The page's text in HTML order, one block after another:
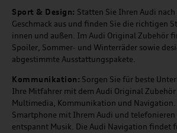
Sport & Design: Statten Sie Ihren Audi
Geschmack aus und finden Sie die richtigen
innen und außen. Im Audi Original Zubehör
Spoiler, Sommer- und Winterräder sowie
abgestimmte Ausstattungspakete.
Kommunikation: Sorgen Sie für beste
Ihre Mitfahrer mit dem Audi Original Zubehör
Multimedia, Kommunikation und Navigation.
Smartphone mit Ihrem Audi und telefonieren
entspannt Musik. Die Audi Navigation findet